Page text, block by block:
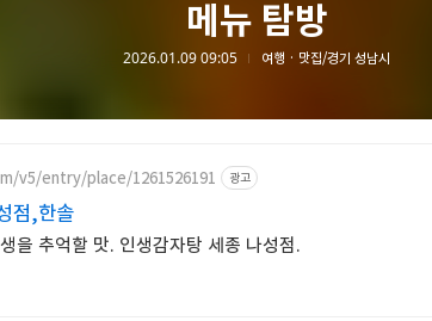
메뉴 탐방
2026.01.09 09:05 여행 · 맛집/경기 성남시
v5/entry/place/1261526191 광고
점,한솔
을 추억할 맛. 인생감자탕 세종 나성점.